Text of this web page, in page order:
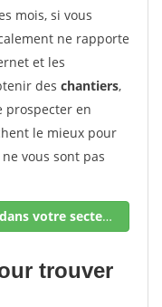
mois, si vous
ne rapporte
et les
des chantiers,
prospecter en
le mieux pour
vous sont pas
Trouver de nouveaux chantiers dans votre secteur !
trouver